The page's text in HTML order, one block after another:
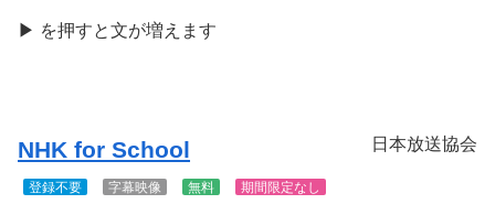
にで
▶ を押すと文が増 えます
NHK for School 日本放送協会
登録不要 字幕映像 無料 期間限定なし